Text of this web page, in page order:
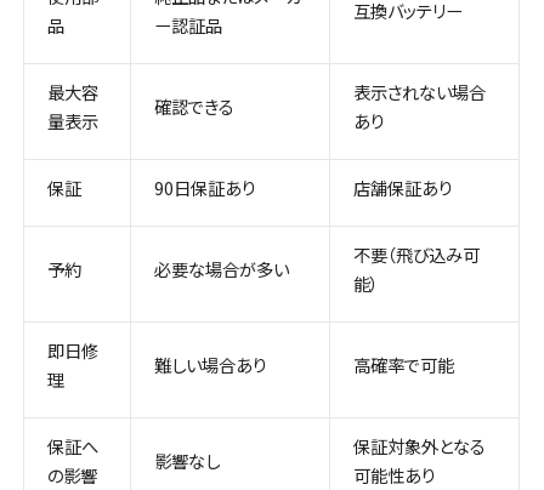
品
ー認証品
互換バッテリー
最大容
量表示
確認できる
表示されない場合
あり
保証 90日保証あり 店舗保証あり
予約 必要な場合が多い
不要（飛び込み可
能）
即日修
理
難しい場合あり 高確率で可能
保証へ
の影響
影響なし
保証対象外となる
可能性あり